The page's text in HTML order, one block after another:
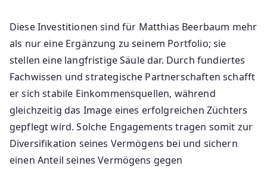
Diese Investitionen sind für Matthias Beerbaum mehr
als nur eine Ergänzung zu seinem Portfolio; sie
stellen eine langfristige Säule dar. Durch fundiertes
Fachwissen und strategische Partnerschaften schafft
er sich stabile Einkommensquellen, während
gleichzeitig das Image eines erfolgreichen Züchters
gepflegt wird. Solche Engagements tragen somit zur
Diversifikation seines Vermögens bei und sichern
einen Anteil seines Vermögens gegen